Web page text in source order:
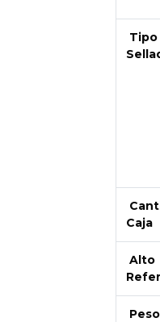
Tipo
Caja
Alto
Peso